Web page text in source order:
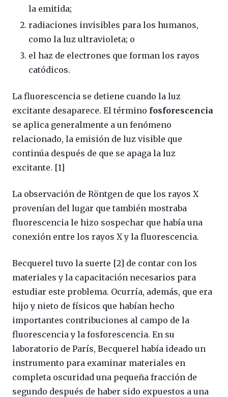
la emitida;
radiaciones invisibles para los humanos,
como la luz ultravioleta; o
el haz de electrones que forman los rayos
catódicos.
La fluorescencia se detiene cuando la luz
excitante desaparece. El término fosforescencia
se aplica generalmente a un fenómeno
relacionado, la emisión de luz visible que
continúa después de que se apaga la luz
excitante. [1]
La observación de Röntgen de que los rayos X
provenían del lugar que también mostraba
fluorescencia le hizo sospechar que había una
conexión entre los rayos X y la fluorescencia.
Becquerel tuvo la suerte [2] de contar con los
materiales y la capacitación necesarios para
estudiar este problema. Ocurría, además, que era
hijo y nieto de físicos que habían hecho
importantes contribuciones al campo de la
fluorescencia y la fosforescencia. En su
laboratorio de París, Becquerel había ideado un
instrumento para examinar materiales en
completa oscuridad una pequeña fracción de
segundo después de haber sido expuestos a una